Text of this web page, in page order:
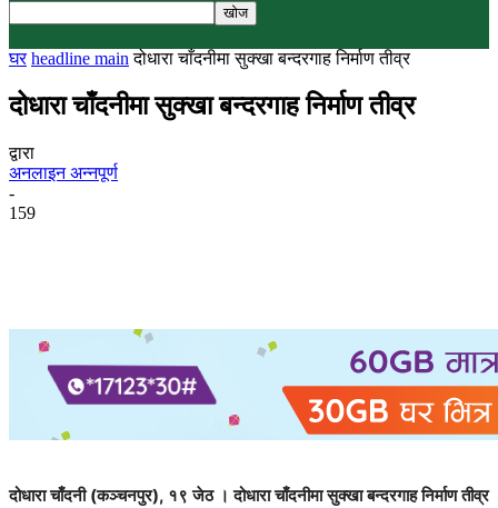
घर headline main दोधारा चाँदनीमा सुक्खा बन्दरगाह निर्माण तीव्र
दोधारा चाँदनीमा सुक्खा बन्दरगाह निर्माण तीव्र
द्वारा
अनलाइन अन्नपूर्ण
-
159
दोधारा चाँदनी (कञ्चनपुर), १९ जेठ । दोधारा चाँदनीमा सुक्खा बन्दरगाह निर्माण तीव्र